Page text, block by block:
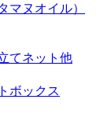
マヌオイル）
てネット他
ボックス